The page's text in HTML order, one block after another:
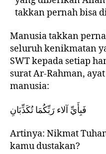
takkan pernah bisa
Manusia takkan
seluruh kenikmatan
SWT kepada setiap
surat Ar-Rahman,
manusia:
فَبِأَيِّ آلاء رَبِّكُمَا تُكَذِّبَانِ
Artinya: Nikmat
kamu dustakan?